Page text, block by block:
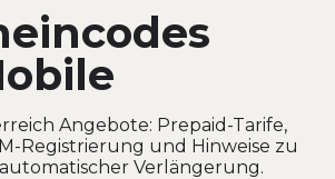
Angebote: Prepaid-Tarife,
Registrierung und Hinweise zu
Verlängerung.